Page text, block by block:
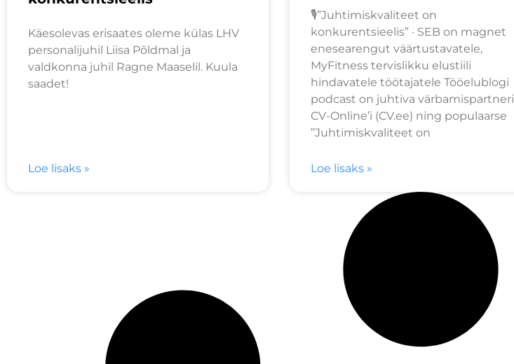
Käesolevas erisaates oleme külas LHV
personalijuhil Liisa Põldmal ja
valdkonna juhil Ragne Maaselil. Kuula
saadet!
Loe lisaks »
🎙️”Juhtimiskvaliteet on
konkurentsieelis” · SEB on magnet
enesearengut väärtustavatele,
MyFitness tervislikku elustiili
hindavatele töötajatele Tööelublogi
podcast on juhtiva värbamispartneri
CV-Online’i (CV.ee) ning populaarse
’’Juhtimiskvaliteet on
Loe lisaks »